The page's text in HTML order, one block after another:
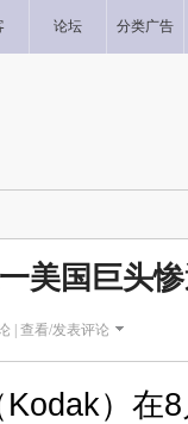
论坛 分类广告
美国巨头
| 查看/发表评论
）在8